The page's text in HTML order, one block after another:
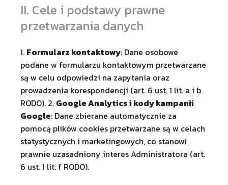
II. Cele i podstawy prawne
przetwarzania danych
1. Formularz kontaktowy: Dane osobowe
podane w formularzu kontaktowym przetwarzane
są w celu odpowiedzi na zapytania oraz
prowadzenia korespondencji (art. 6 ust. 1 lit. a i b
RODO). 2. Google Analytics i kody kampanii
Google: Dane zbierane automatycznie za
pomocą plików cookies przetwarzane są w celach
statystycznych i marketingowych, co stanowi
prawnie uzasadniony interes Administratora (art.
6 ust. 1 lit. f RODO).